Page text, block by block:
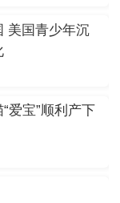
美国青少年沉
爱宝”顺利产下